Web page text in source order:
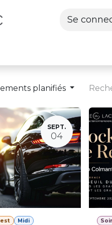
Se
planifiés
SEPT.
04
Midi
Soir